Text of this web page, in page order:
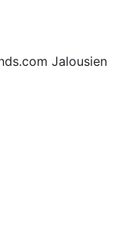
Jalousien